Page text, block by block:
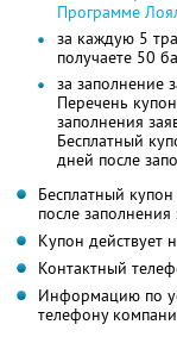
Программе
за каждую 5
получаете 50
за заполнение
Перечень
заполнения
Бесплатный
дней после
Бесплатный
после заполнения
Купон действует
Контактный
Информацию по
телефону